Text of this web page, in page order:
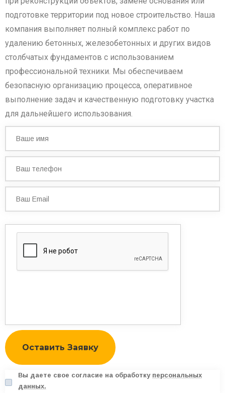
подготовке территории под новое строительство. Наша
компания выполняет полный комплекс работ по
удалению бетонных, железобетонных и других видов
столбчатых фундаментов с использованием
профессиональной техники. Мы обеспечиваем
безопасную организацию процесса, оперативное
выполнение задач и качественную подготовку участка
для дальнейшего использования.
Вы даете свое согласие на обработку персональных
данных.